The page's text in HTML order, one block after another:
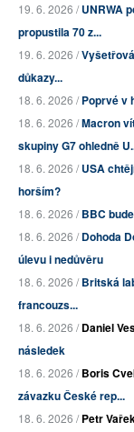
19. 6. 2026 /UNRWA
propustila 70 z...
19. 6. 2026 /
důkazy...
18. 6. 2026 /Poprvé v
18. 6. 2026 /Macron
skupiny G7 ohledně
18. 6. 2026 /USA
horším?
18. 6. 2026 /BBC
18. 6. 2026 /Dohoda
úlevu i nedůvěru
18. 6. 2026 /Britská
francouzs...
18. 6. 2026 /Daniel
následek
18. 6. 2026 /Boris
závazku České rep...
18. 6. 2026 /Petr